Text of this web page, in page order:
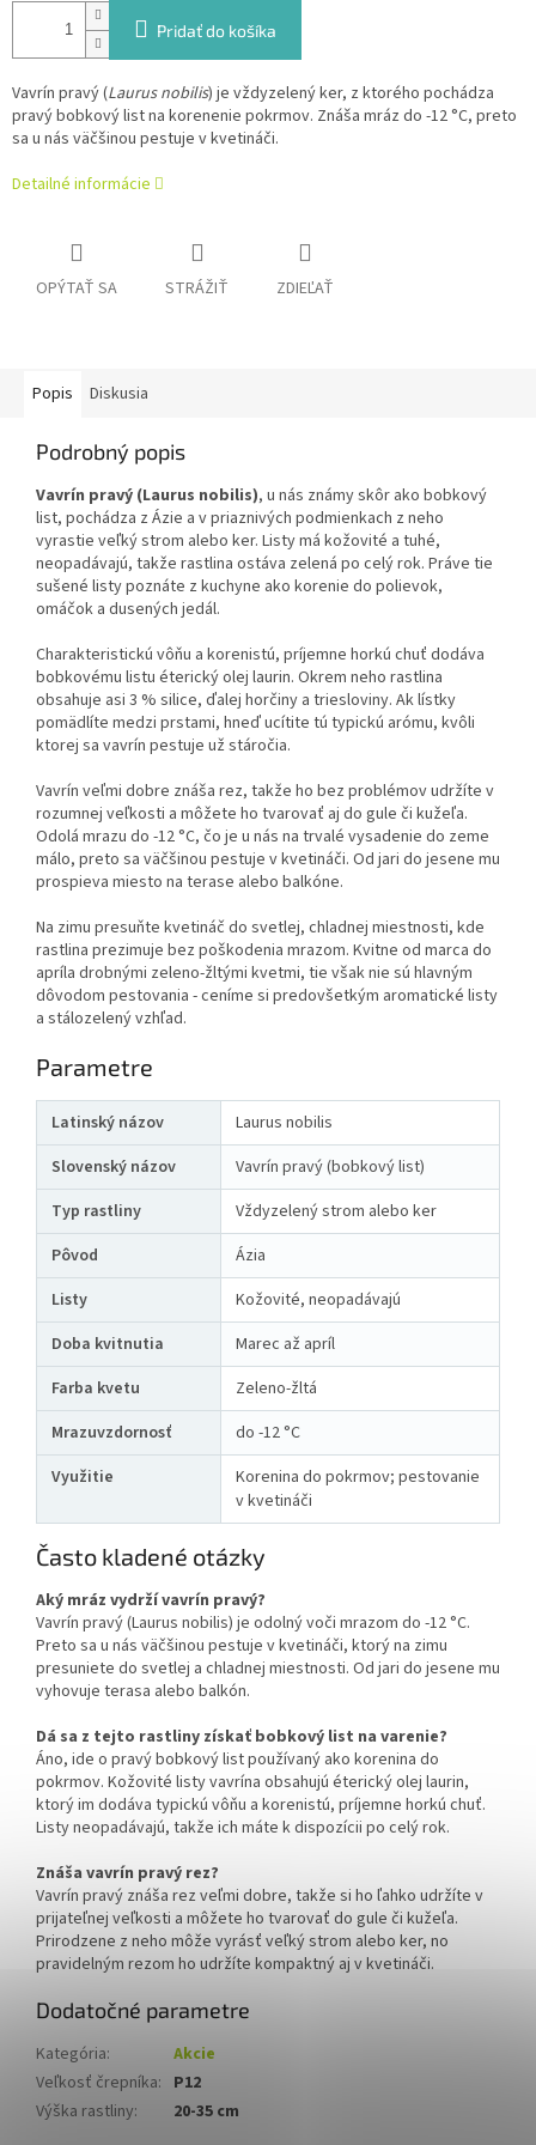
Pridať do košíka
Vavrín pravý (Laurus nobilis) je vždyzelený ker, z ktorého pochádza
pravý bobkový list na korenenie pokrmov. Znáša mráz do -12 °C, preto
sa u nás väčšinou pestuje v kvetináči.
Detailné informácie
OPÝTAŤ SA STRÁŽIŤ ZDIEĽAŤ
Popis Diskusia
Podrobný popis
Vavrín pravý (Laurus nobilis), u nás známy skôr ako bobkový
list, pochádza z Ázie a v priaznivých podmienkach z neho
vyrastie veľký strom alebo ker. Listy má kožovité a tuhé,
neopadávajú, takže rastlina ostáva zelená po celý rok. Práve tie
sušené listy poznáte z kuchyne ako korenie do polievok,
omáčok a dusených jedál.
Charakteristickú vôňu a korenistú, príjemne horkú chuť dodáva
bobkovému listu éterický olej laurin. Okrem neho rastlina
obsahuje asi 3 % silice, ďalej horčiny a triesloviny. Ak lístky
pomädlíte medzi prstami, hneď ucítite tú typickú arómu, kvôli
ktorej sa vavrín pestuje už stáročia.
Vavrín veľmi dobre znáša rez, takže ho bez problémov udržíte v
rozumnej veľkosti a môžete ho tvarovať aj do gule či kužeľa.
Odolá mrazu do -12 °C, čo je u nás na trvalé vysadenie do zeme
málo, preto sa väčšinou pestuje v kvetináči. Od jari do jesene mu
prospieva miesto na terase alebo balkóne.
Na zimu presuňte kvetináč do svetlej, chladnej miestnosti, kde
rastlina prezimuje bez poškodenia mrazom. Kvitne od marca do
apríla drobnými zeleno-žltými kvetmi, tie však nie sú hlavným
dôvodom pestovania - ceníme si predovšetkým aromatické listy
a stálozelený vzhľad.
Parametre
Latinský názov
Laurus nobilis
Slovenský názov
Vavrín pravý (bobkový list)
Typ rastliny
Vždyzelený strom alebo ker
Pôvod
Ázia
Listy
Kožovité, neopadávajú
Doba kvitnutia
Marec až apríl
Farba kvetu
Zeleno-žltá
Mrazuvzdornosť
do -12 °C
Využitie
Korenina do pokrmov; pestovanie
v kvetináči
Často kladené otázky
Aký mráz vydrží vavrín pravý?
Vavrín pravý (Laurus nobilis) je odolný voči mrazom do -12 °C.
Preto sa u nás väčšinou pestuje v kvetináči, ktorý na zimu
presuniete do svetlej a chladnej miestnosti. Od jari do jesene mu
vyhovuje terasa alebo balkón.
Dá sa z tejto rastliny získať bobkový list na varenie?
Áno, ide o pravý bobkový list používaný ako korenina do
pokrmov. Kožovité listy vavrína obsahujú éterický olej laurin,
ktorý im dodáva typickú vôňu a korenistú, príjemne horkú chuť.
Listy neopadávajú, takže ich máte k dispozícii po celý rok.
Znáša vavrín pravý rez?
Vavrín pravý znáša rez veľmi dobre, takže si ho ľahko udržíte v
prijateľnej veľkosti a môžete ho tvarovať do gule či kužeľa.
Prirodzene z neho môže vyrásť veľký strom alebo ker, no
pravidelným rezom ho udržíte kompaktný aj v kvetináči.
Dodatočné parametre
Kategória:
Akcie
Veľkosť črepníka: P12
Výška rastliny: 20-35 cm